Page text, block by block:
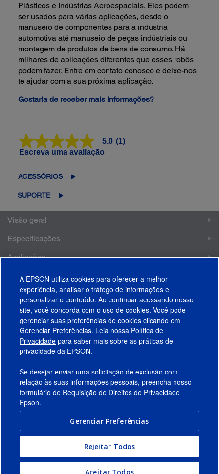
Plásticos e Indústrias Aeroespaciais. Eles podem
ser usados para várias aplicações, desde o
manuseio de componentes para a indústria
automotiva até manuseio de peças indústriais ou
montagem de produtos de bens de consumo. Há
milhares de aplicações diferentes que esses robôs
podem fazer. Entre em contato conosco e deixe-nos
te ajudar com a sua próxima aplicação.
Gostaria de receber mais informações?
5.0
de
valor
de
avaliação.
a
Review.
Link
abre
na
mesma
5.0 (1)
Escreva uma avaliação
ACESSÓRIOS
SUPORTE
Visão geral
Especificações
Avaliações
Acessórios
Suporte
Produtos
Suporte
Links Sugeridos
Empresa
Conecte-se com a Epson
Termos de Uso
A EPSON utiliza cookies para oferecer a melhor
experiência, analisar o tráfego de informações e
personalizar o conteúdo. Ao continuar acessando nosso
site, você concorda com o uso de cookies. Você pode
gerenciar suas preferências de cookies clicando em
Gerenciar Preferências. Leia nossa Política de
Privacidade para saber mais sobre as práticas de
privacidade da EPSON.
Se desejar enviar uma solicitação de exclusão com
relação às suas informações pessoais, preencha nosso
formulário de Requisição de Direitos de Privacidade
Epson.
Gerenciar Preferências
Rejeitar Todos
Aceitar Todos